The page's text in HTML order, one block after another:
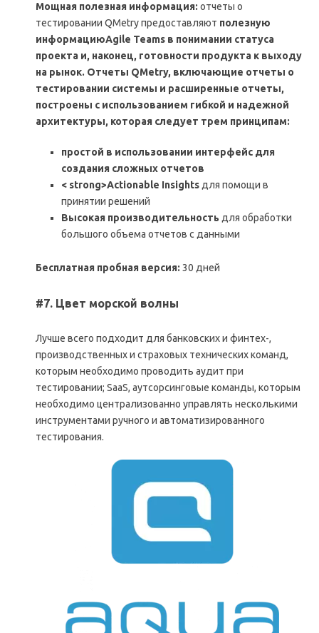
Мощная полезная информация: отчеты о
тестировании QMetry предоставляют полезную
информациюAgile Teams в понимании статуса
проекта и, наконец, готовности продукта к выходу
на рынок. Отчеты QMetry, включающие отчеты о
тестировании системы и расширенные отчеты,
построены с использованием гибкой и надежной
архитектуры, которая следует трем принципам:
простой в использовании интерфейс для
создания сложных отчетов
< strong>Actionable Insightsдля помощи в
принятии решений
Высокая производительность для обработки
большого объема отчетов с данными
Бесплатная пробная версия: 30 дней
#7. Цвет морской волны
Лучше всего подходит для банковских и финтех-,
производственных и страховых технических команд,
которым необходимо проводить аудит при
тестировании; SaaS, аутсорсинговые команды, которым
необходимо централизованно управлять несколькими
инструментами ручного и автоматизированного
тестирования.